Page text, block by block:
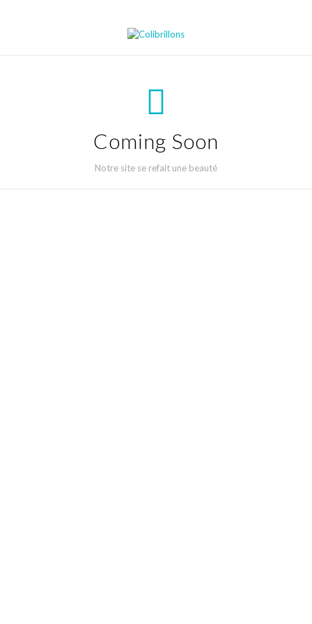
Coming Soon
Notre site se refait une beauté